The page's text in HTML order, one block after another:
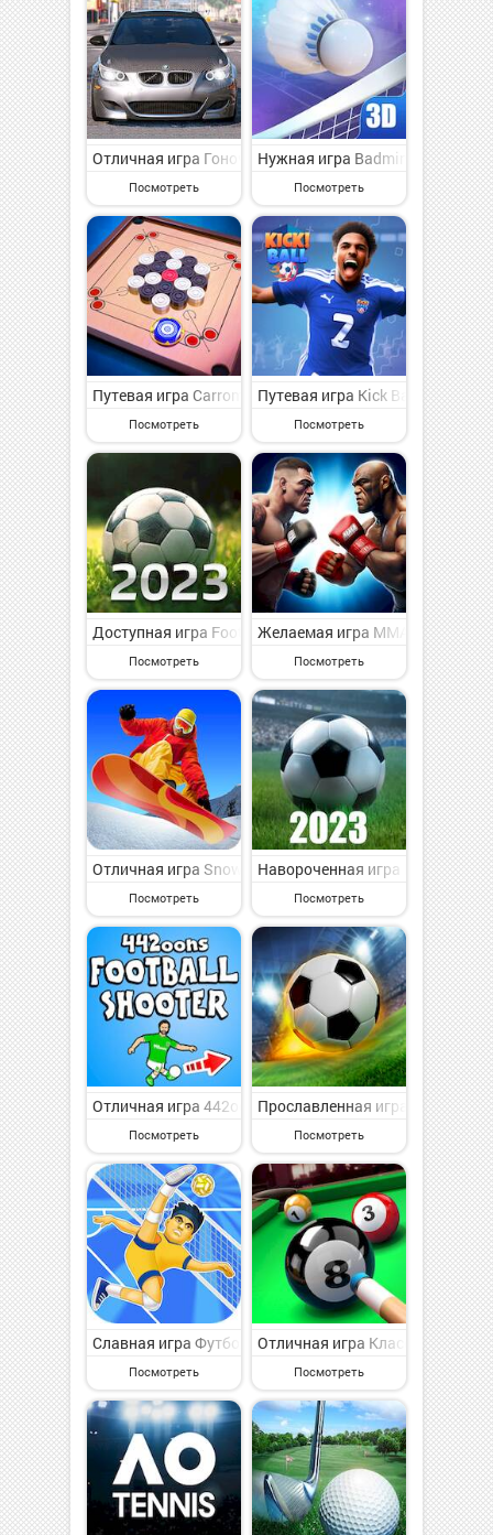
Отличная игра Гоночная игра на суперкаре на
Посмотреть
Нужная игра Badminton Blitz -
Посмотреть
Путевая игра Carrom Superstar на Андроид - веселая
Посмотреть
Путевая игра Kick Ball -
Посмотреть
Доступная игра Football Games Champion League на
Посмотреть
Желаемая игра MMA Manager
Посмотреть
Отличная игра Snowboard Master 3D на Андроид -
Посмотреть
Навороченная игра Football
Посмотреть
Отличная игра 442oons Football Shooter на Андроид -
Посмотреть
Прославленная игра Scoring
Посмотреть
Славная игра Футбол Spike: Волейбол Игра на
Посмотреть
Отличная игра Классический
Посмотреть